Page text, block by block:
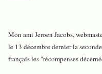
Mon ami Jeroen Jacobs,
le 13 décembre dernier la
français les "récompenses